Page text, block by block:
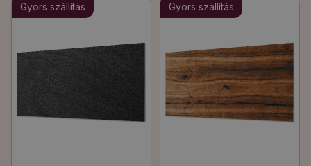
Gyors szállítás Gyors szállítás